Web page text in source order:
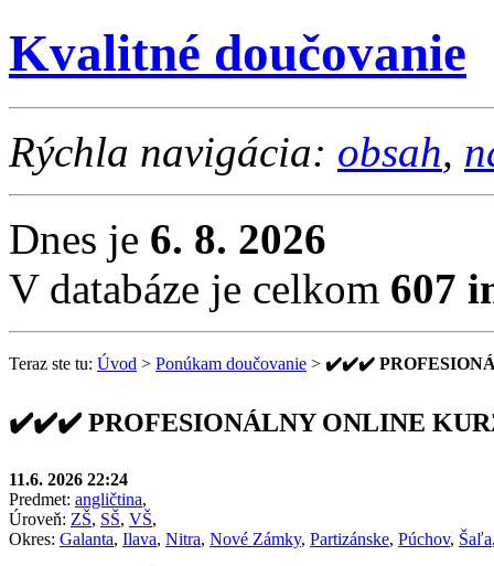
Kvalitné doučovanie
Rýchla navigácia: obsah,
Dnes je 6. 8. 2026
V databáze je celkom 607
Teraz ste tu: Úvod > Ponúkam doučovanie > ✔️✔️✔️
✔️✔️✔️ PROFESIONÁLNY ONLINE
11.6. 2026 22:24
Predmet: angličtina,
Úroveň: ZŠ, SŠ, VŠ,
Okres: Galanta, Ilava, Nitra, Nové Zámky, Partizánske, Púchov, Šaľa